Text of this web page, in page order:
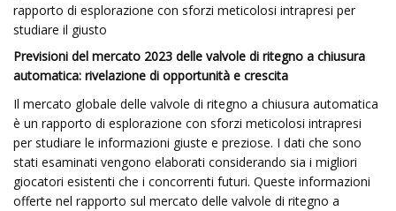
rapporto di esplorazione con sforzi meticolosi intrapresi per
studiare il giusto
Previsioni del mercato 2023 delle valvole di ritegno a chiusura
automatica: rivelazione di opportunità e crescita
Il mercato globale delle valvole di ritegno a chiusura automatica
è un rapporto di esplorazione con sforzi meticolosi intrapresi
per studiare le informazioni giuste e preziose. I dati che sono
stati esaminati vengono elaborati considerando sia i migliori
giocatori esistenti che i concorrenti futuri. Queste informazioni
offerte nel rapporto sul mercato delle valvole di ritegno a